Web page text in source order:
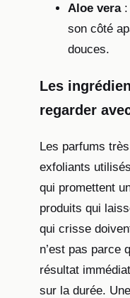
Aloe vera:
son côté
douces.
Les
regarder
Les parfums
exfoliants
qui promettent
produits qui
qui crisse
n’est pas parce
résultat
sur la durée.